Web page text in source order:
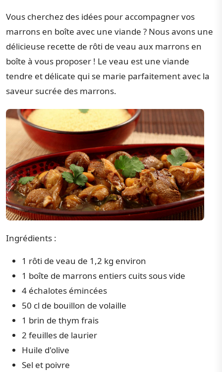
Vous cherchez des idées pour accompagner vos
marrons en boîte avec une viande ? Nous avons une
délicieuse recette de rôti de veau aux marrons en
boîte à vous proposer ! Le veau est une viande
tendre et délicate qui se marie parfaitement avec la
saveur sucrée des marrons.
Ingrédients :
1 rôti de veau de 1,2 kg environ
1 boîte de marrons entiers cuits sous vide
4 échalotes émincées
50 cl de bouillon de volaille
1 brin de thym frais
2 feuilles de laurier
Huile d'olive
Sel et poivre